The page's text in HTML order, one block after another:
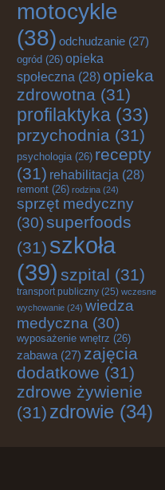
motocykle
(38) odchudzanie (27)
ogród (26) opieka
społeczna (28) opieka
zdrowotna (31)
profilaktyka (33)
przychodnia (31)
psychologia(26) recepty
(31) rehabilitacja (28)
remont (26) rodzina (24)
sprzęt medyczny
(30)superfoods
(31) szkoła
(39) szpital (31)
transport publiczny (25) wczesne
wychowanie (24) wiedza
medyczna (30)
wyposażenie wnętrz (26)
zabawa (27) zajęcia
dodatkowe (31)
zdrowe żywienie
(31) zdrowie (34)